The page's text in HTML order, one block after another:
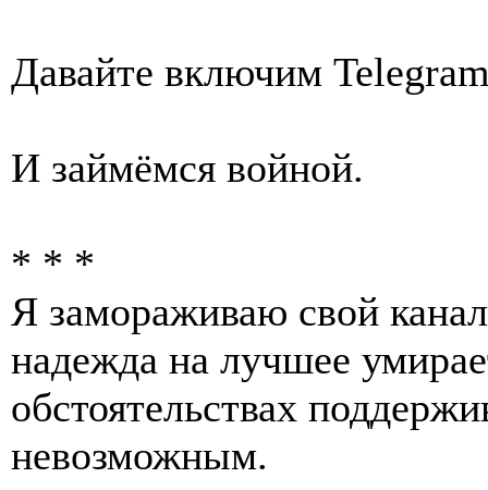
Давайте включим
И займёмся войной.
* * *
Я замораживаю свой
надежда на лучшее
обстоятельствах
невозможным.